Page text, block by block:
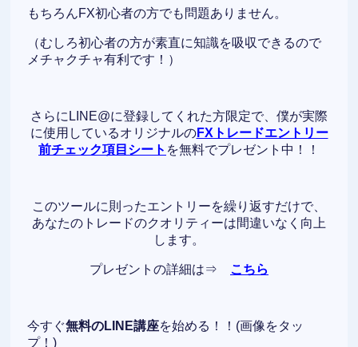
もちろんFX初心者の方でも問題ありません。
（むしろ初心者の方が素直に知識を吸収できるので
メチャクチャ有利です！）
さらにLINE@に登録してくれた方限定で、僕が実際
に使用しているオリジナルのFXトレードエントリー
前チェック項目シート を無料でプレゼント中！！
このツールに則ったエントリーを繰り返すだけで、
あなたのトレードのクオリティーは間違いなく向上
します。
プレゼントの詳細は⇒ こちら
今すぐ無料のLINE講座を始める！！(画像をタッ
プ！)